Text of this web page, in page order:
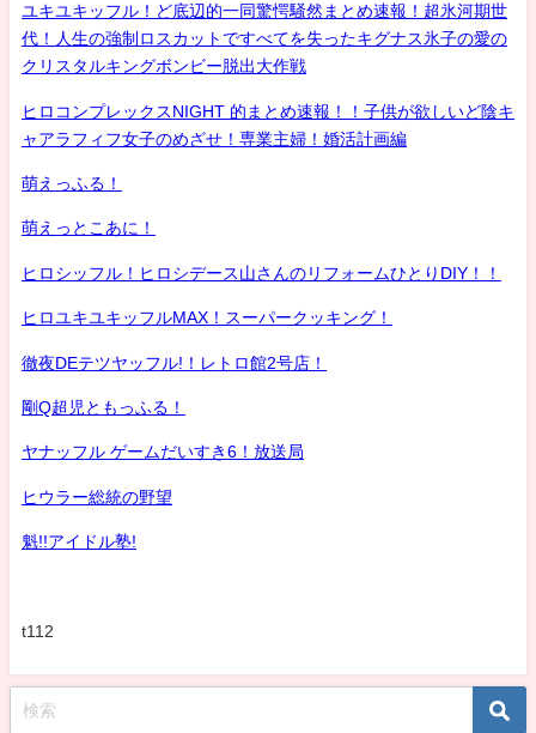
ユキユキッフル！ど底辺的一同驚愕騒然まとめ速報！超氷河期世
代！人生の強制ロスカットですべてを失ったキグナス氷子の愛の
クリスタルキングボンビー脱出大作戦
ヒロコンプレックスNIGHT 的まとめ速報！！子供が欲しいど陰キ
ャアラフィフ女子のめざせ！専業主婦！婚活計画編
萌えっふる！
萌えっとこあに！
ヒロシッフル！ヒロシデース山さんのリフォームひとりDIY！！
ヒロユキユキッフルMAX！スーパークッキング！
徹夜DEテツヤッフル!！レトロ館2号店！
剛Q超児ともっふる！
ヤナッフル ゲームだいすき6！放送局
ヒウラー総統の野望
魁!!アイドル塾!
t112